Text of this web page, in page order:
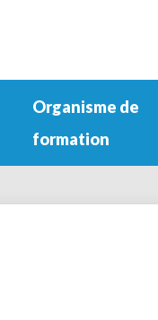
Organisme de
formation